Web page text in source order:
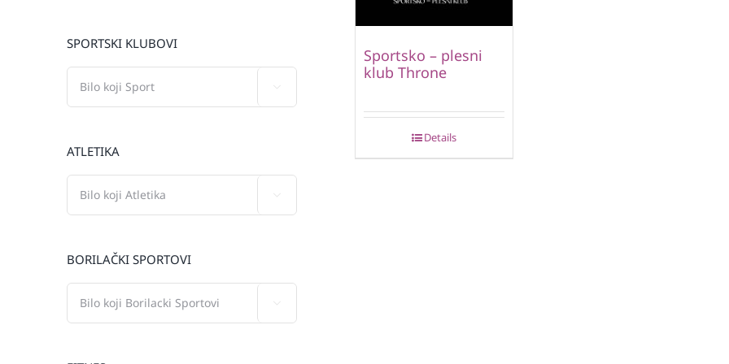
Sportsko – plesni
klub Throne
Details
SPORTSKI KLUBOVI
ATLETIKA
BORILAČKI SPORTOVI